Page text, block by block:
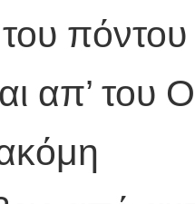
απ’ του